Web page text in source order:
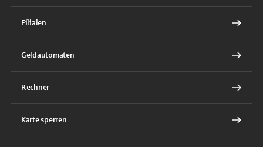
Filialen
Geldautomaten
Rechner
Karte sperren